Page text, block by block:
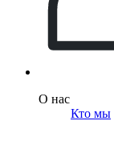
О нас
Кто мы